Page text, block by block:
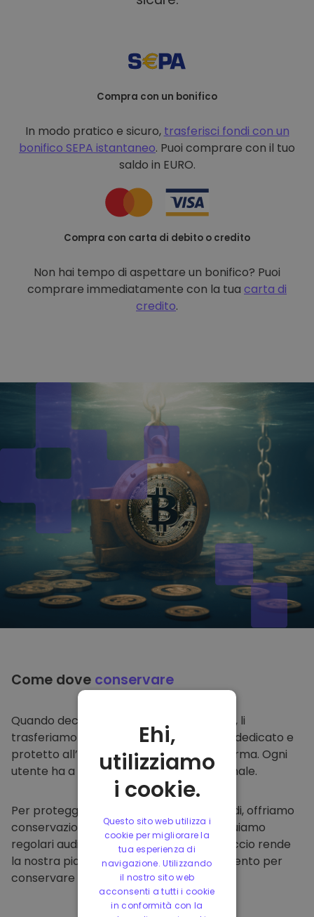
Compra con un bonifico
In modo pratico e sicuro, trasferisci fondi con un
bonifico SEPA istantaneo. Puoi comprare con il tuo
saldo in EURO.
Compra con carta di debito o credito
Non hai tempo di aspettare un bonifico? Puoi
comprare immediatamente con la tua carta di
credito.
Come dove conservare
Quando decidi di comprare su
, li
trasferiamo direttamente nel tuo wallet dedicato e
protetto all’interno della nostra piattaforma. Ogni
utente ha a disposizione un wallet personale.
Per proteggere i nostri clienti e i loro fondi, offriamo
conservazione offline protetta ed effettuiamo
regolari audit di sicurezza. Questo approccio rende
la nostra piattaforma un punto di riferimento per
conservare e altre criptovalute.
Ehi,
utilizziamo
i cookie.
Questo sito web utilizza i
cookie per migliorare la
tua esperienza di
navigazione. Utilizzando
il nostro sito web
acconsenti a tutti i cookie
in conformità con la